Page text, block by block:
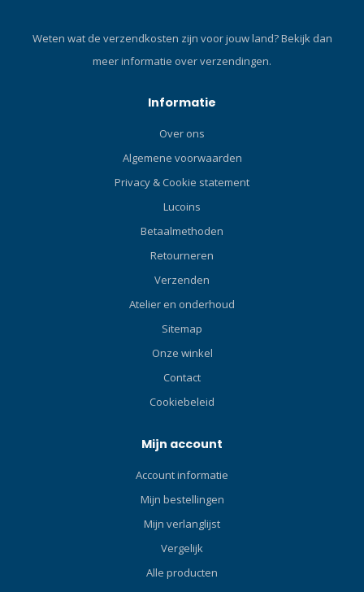
water die in het mondstuk
achterblijft direct wordt
ELITE DRY TOPEen verfijnde
van de Hyperdry MAX, de
Hyperdry Elite behoudt
droogprestaties en houdt
de snorkel volledig vrij van
water door de afdichting
wanneer deze
ondergedompeld is of door
golven wordt getroffen.De
snorkel combineert alle
beste eigenschappen van
Weten wat de verzendkosten zijn voor jouw land?Bekijk dan
meer informatie over verzendingen.
Informatie
Over ons
Algemene voorwaarden
Privacy & Cookie statement
Lucoins
Betaalmethoden
Retourneren
Verzenden
Atelier en onderhoud
Sitemap
Onze winkel
Contact
Cookiebeleid
Mijn account
Account informatie
Mijn bestellingen
Mijn verlanglijst
Vergelijk
Alle producten